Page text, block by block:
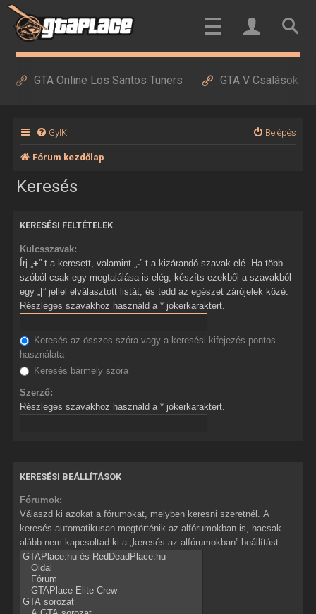
GTA Online Los Santos Tuners GTA V Csalások
GyIK Belépés
Fórum kezdőlap
Keresés
KERESÉSI FELTÉTELEK
Kulcsszavak:
Írj „ +”-t a keresett, valamint „ -”-t a kizárandó szavak elé. Ha több
szóból csak egy megtalálása is elég, készíts ezekből a szavakból
egy „ |” jellel elválasztott listát, és tedd az egészet zárójelek közé.
Részleges szavakhoz használd a * jokerkaraktert.
Keresés az összes szóra vagy a keresési kifejezés pontos
használata
Keresés bármely szóra
Szerző:
Részleges szavakhoz használd a * jokerkaraktert.
KERESÉSI BEÁLLÍTÁSOK
Fórumok:
Válaszd ki azokat a fórumokat, melyben keresni szeretnél. A
keresés automatikusan megtörténik az alfórumokban is, hacsak
alább nem kapcsoltad ki a „keresés az alfórumokban” beállítást.